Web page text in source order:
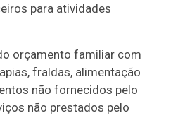
para atividades
orçamento familiar com
fraldas, alimentação
não fornecidos pelo
não prestados pelo